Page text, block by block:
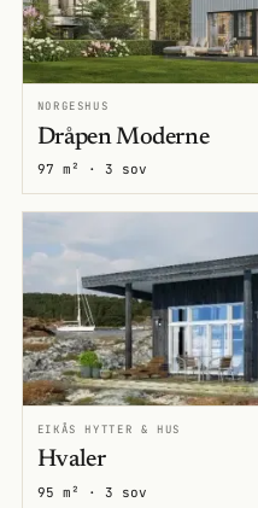
NORGESHUS
Dråpen Moderne
97 m² · 3 sov
EIKÅS HYTTER & HUS
Hvaler
95 m² · 3 sov